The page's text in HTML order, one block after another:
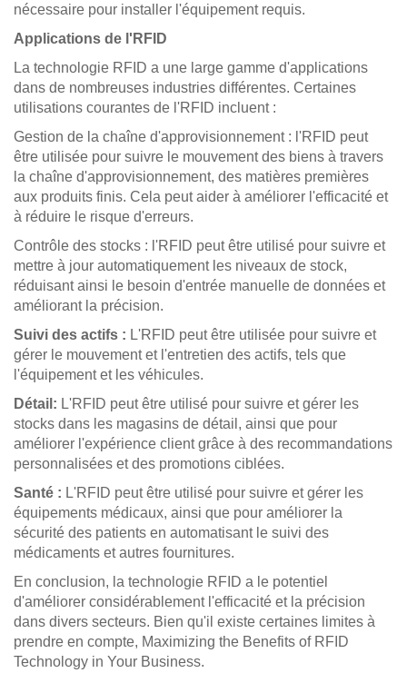
nécessaire pour installer l'équipement requis.
Applications de l'RFID
La technologie RFID a une large gamme d'applications
dans de nombreuses industries différentes. Certaines
utilisations courantes de l'RFID incluent :
Gestion de la chaîne d'approvisionnement : l'RFID peut
être utilisée pour suivre le mouvement des biens à travers
la chaîne d'approvisionnement, des matières premières
aux produits finis. Cela peut aider à améliorer l'efficacité et
à réduire le risque d'erreurs.
Contrôle des stocks : l'RFID peut être utilisé pour suivre et
mettre à jour automatiquement les niveaux de stock,
réduisant ainsi le besoin d'entrée manuelle de données et
améliorant la précision.
Suivi des actifs : L'RFID peut être utilisée pour suivre et
gérer le mouvement et l'entretien des actifs, tels que
l'équipement et les véhicules.
Détail: L'RFID peut être utilisé pour suivre et gérer les
stocks dans les magasins de détail, ainsi que pour
améliorer l'expérience client grâce à des recommandations
personnalisées et des promotions ciblées.
Santé : L'RFID peut être utilisé pour suivre et gérer les
équipements médicaux, ainsi que pour améliorer la
sécurité des patients en automatisant le suivi des
médicaments et autres fournitures.
En conclusion, la technologie RFID a le potentiel
d'améliorer considérablement l'efficacité et la précision
dans divers secteurs. Bien qu'il existe certaines limites à
prendre en compte, Maximizing the Benefits of RFID
Technology in Your Business.